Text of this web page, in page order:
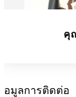
คุ
อมูลการติดต่อ